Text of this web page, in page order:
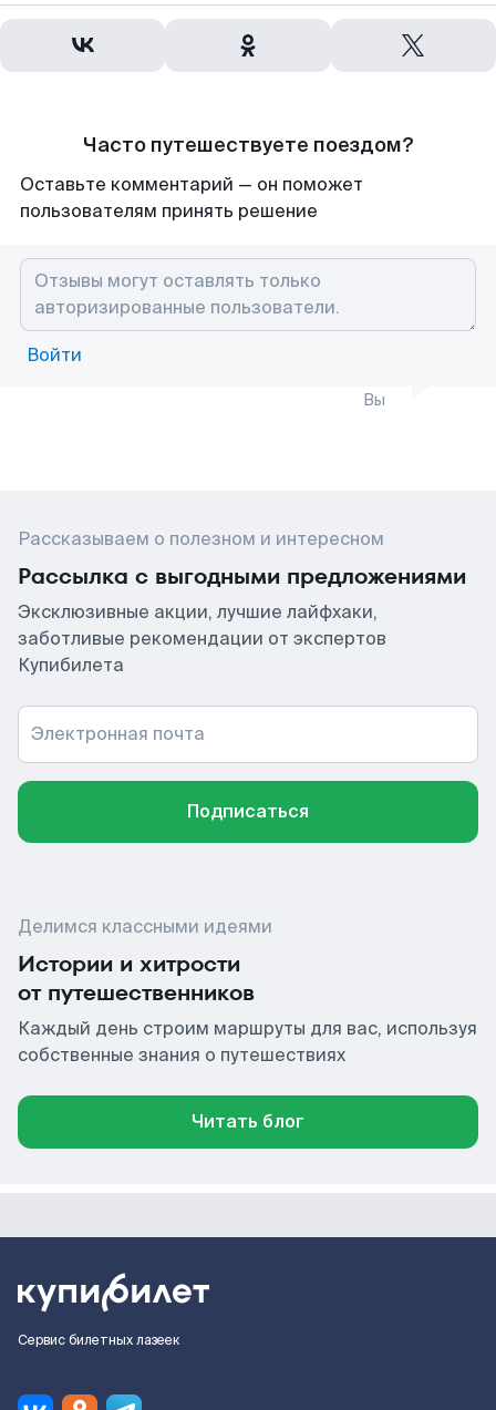
Часто путешествуете поездом?
Оставьте комментарий — он поможет
пользователям принять решение
Войти
Вы
Рассказываем о полезном и интересном
Рассылка с выгодными предложениями
Эксклюзивные акции, лучшие лайфхаки,
заботливые рекомендации от экспертов
Купибилета
Электронная почта
Подписаться
Делимся классными идеями
Истории и хитрости
от путешественников
Каждый день строим маршруты для вас, используя
собственные знания о путешествиях
Читать блог
Сервис билетных лазеек